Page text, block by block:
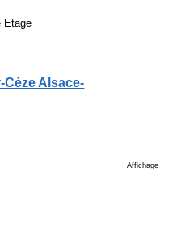
Etage
Cèze Alsace-
Affichage